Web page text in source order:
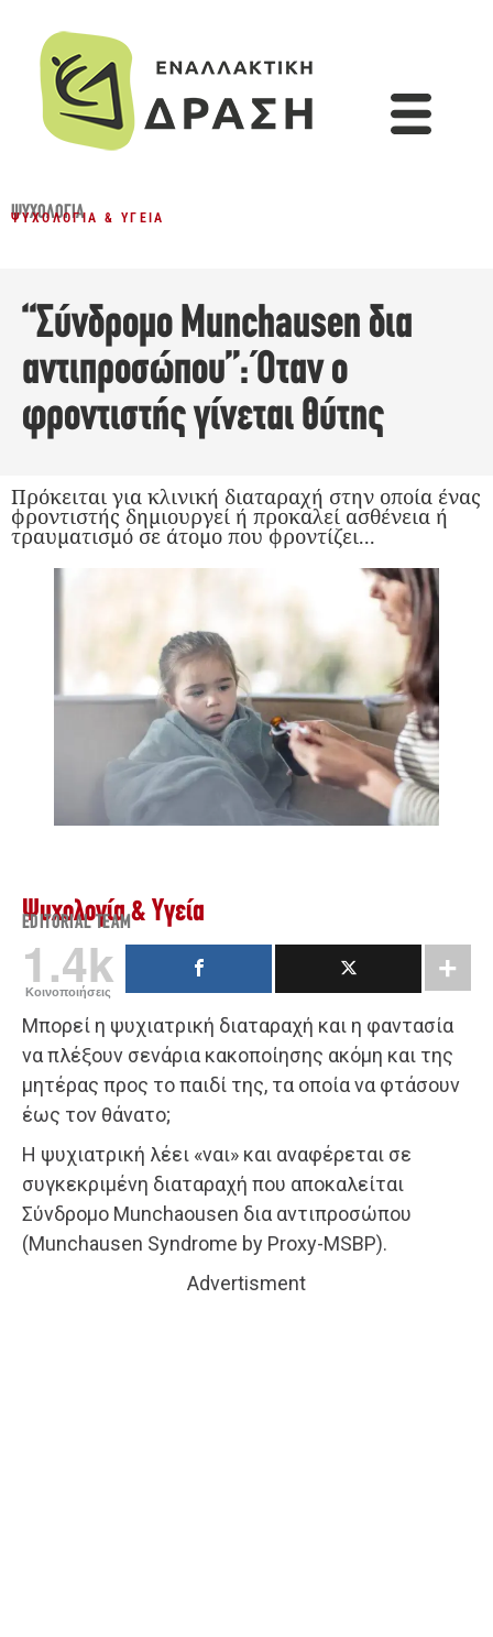
ΨΥΧΟΛΟΓΊΑ
ΨΥΧΟΛΟΓΊΑ & ΥΓΕΊΑ
“Σύνδρομο Munchausen δια
αντιπροσώπου”: Όταν ο
φροντιστής γίνεται θύτης
Πρόκειται για κλινική διαταραχή στην οποία ένας
φροντιστής δημιουργεί ή προκαλεί ασθένεια ή
τραυματισμό σε άτομο που φροντίζει...
Ψυχολογία & Υγεία
EDITORIAL TEAM
1.4k
Κοινοποιήσεις
Μπορεί η ψυχιατρική διαταραχή και η φαντασία
να πλέξουν σενάρια κακοποίησης ακόμη και της
μητέρας προς το παιδί της, τα οποία να φτάσουν
έως τον θάνατο;
Η ψυχιατρική λέει «ναι» και αναφέρεται σε
συγκεκριμένη διαταραχή που αποκαλείται
Σύνδρομο Μunchaousen δια αντιπροσώπου
(Munchausen Syndrome by Proxy-MSBP).
Advertisment